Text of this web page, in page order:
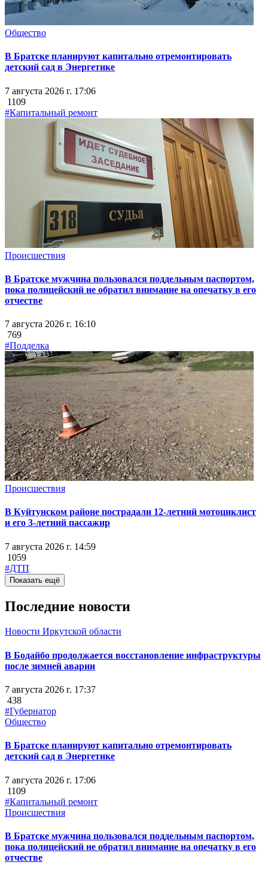
Общество
В Братске планируют капитально отремонтировать
детский сад в Энергетике
7 августа 2026 г. 17:06
1109
#Капитальный ремонт
Происшествия
В Братске мужчина пользовался поддельным паспортом,
пока полицейский не обратил внимание на опечатку в его
отчестве
7 августа 2026 г. 16:10
769
#Подделка
Происшествия
В Куйтунском районе пострадали 12-летний мотоциклист
и его 3-летний пассажир
7 августа 2026 г. 14:59
1059
#ДТП
Показать ещё
Последние новости
Новости Иркутской области
В Бодайбо продолжается восстановление инфраструктуры
после зимней аварии
7 августа 2026 г. 17:37
438
#Губернатор
Общество
В Братске планируют капитально отремонтировать
детский сад в Энергетике
7 августа 2026 г. 17:06
1109
#Капитальный ремонт
Происшествия
В Братске мужчина пользовался поддельным паспортом,
пока полицейский не обратил внимание на опечатку в его
отчестве